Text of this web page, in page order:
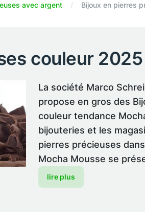
avec argent Bijoux en pierres
couleur
La société Marco
propose en gros des
couleur tendance
bijouteries et les
pierres précieuses
Mocha Mousse se
lire plus